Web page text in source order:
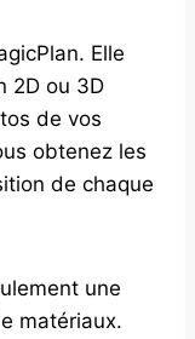
Elle
2D ou 3D
de vos
obtenez les
de chaque
une
matériaux.